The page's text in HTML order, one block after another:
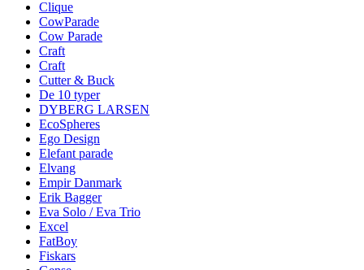
Clique
CowParade
Cow Parade
Craft
Craft
Cutter & Buck
De 10 typer
DYBERG LARSEN
EcoSpheres
Ego Design
Elefant parade
Elvang
Empir Danmark
Erik Bagger
Eva Solo / Eva Trio
Excel
FatBoy
Fiskars